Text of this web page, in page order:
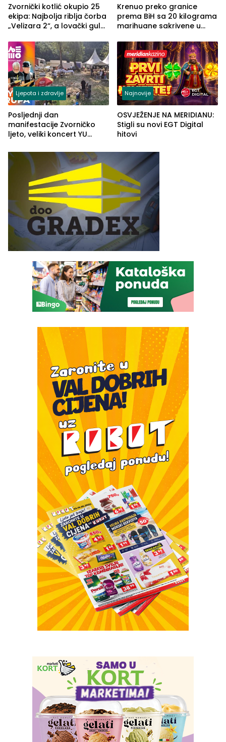
Zvornički kotlić okupio 25
ekipa: Najbolja riblja čorba
„Velizara 2“, a lovački gulaš
Krenuo preko granice
prema BiH sa 20 kilograma
marihuane sakrivene u
Ljepota i zdravlje
Posljednji dan
manifestacije Zvorničko
ljeto, veliki koncert YU
ove godine
Najnovije
OSVJEŽENJE NA MERIDIANU:
Stigli su novi EGT Digital
hitovi